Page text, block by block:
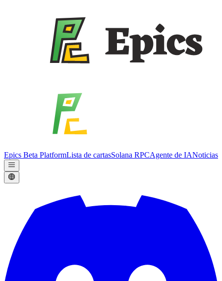
Epics Beta PlatformLista de cartasSolana RPCAgente de IANoticias